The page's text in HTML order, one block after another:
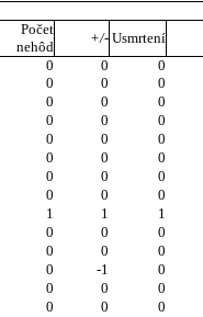
Počet
nehôd
+/- Usmrtení
0 0
0
0 0
0
0 0
0
0 0
0
0 0
0
0 0
0
0 0
0
0 0
0
1 1
1
0 0
0
0 0
0
0 -1
0
0 0
0
0 0
0